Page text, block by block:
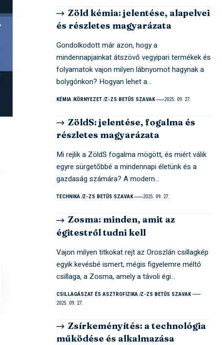
Zöld kémia: jelentése, alapelvei
és részletes magyarázata
Gondolkodott már azon, hogy a
mindennapjainkat átszövő vegyipari termékek és
folyamatok vajon milyen lábnyomot hagynak a
bolygónkon? Hogyan lehet a…
KÉMIA KÖRNYEZET Z-ZS BETŰS SZAVAK 2025. 09. 27.
ZöldS: jelentése, fogalma és
részletes magyarázata
Mi rejlik a ZöldS fogalma mögött, és miért válik
egyre sürgetőbbé a mindennapi életünk és a
gazdaság számára? A modern…
TECHNIKA Z-ZS BETŰS SZAVAK 2025. 09. 27.
Zosma: minden, amit az
égitestről tudni kell
Vajon milyen titkokat rejt az Oroszlán csillagkép
egyik kevésbé ismert, mégis figyelemre méltó
csillaga, a Zosma, amely a távoli égi…
CSILLAGÁSZAT ÉS ASZTROFIZIKA Z-ZS BETŰS SZAVAK
2025. 09. 27.
Zsírkeményítés: a technológia
működése és alkalmazása